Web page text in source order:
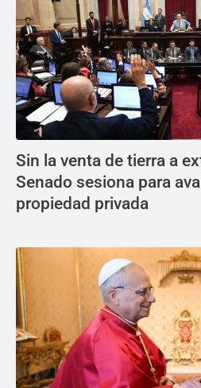
Sin la venta de tierra a
Senado sesiona para
propiedad privada